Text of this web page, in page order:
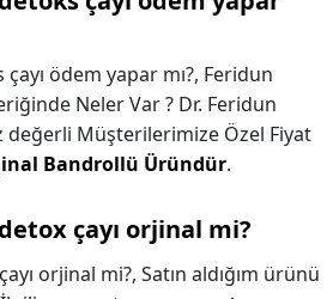
ödem yapar mı?, Feridun
Neler Var ? Dr. Feridun
değerli Müşterilerimize Özel Fiyat
Bandrollü Üründür.
çayı orjinal mi?
orjinal mi?, Satın aldığım ürünü